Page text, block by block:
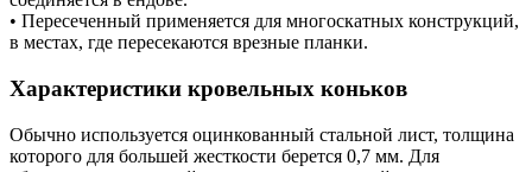
• Пересеченный применяется для многоскатных конструкций,
в местах, где пересекаются врезные планки.
Характеристики кровельных коньков
Обычно используется оцинкованный стальной лист, толщина
которого для большей жесткости берется 0,7 мм. Для